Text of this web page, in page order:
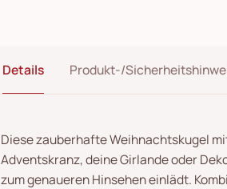
Details Produkt-/
Diese zauberhafte Weihnachtskugel
Adventskranz, deine Girlande oder
zum genaueren Hinsehen einlädt.